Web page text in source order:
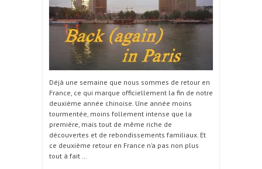
Déjà une semaine que nous sommes de retour en
France, ce qui marque officiellement la fin de notre
deuxième année chinoise. Une année moins
tourmentée, moins follement intense que la
première, mais tout de même riche de
découvertes et de rebondissements familiaux. Et
ce deuxième retour en France n’a pas non plus
tout à fait …